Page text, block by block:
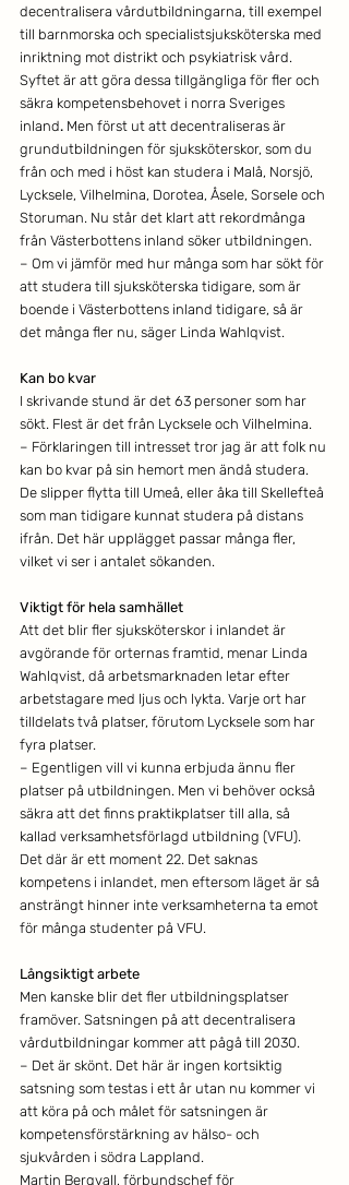
decentralisera vårdutbildningarna, till exempel
till barnmorska och specialistsjuksköterska med
inriktning mot distrikt och psykiatrisk vård.
Syftet är att göra dessa tillgängliga för fler och
säkra kompetensbehovet i norra Sveriges
inland. Men först ut att decentraliseras är
grundutbildningen för sjuksköterskor, som du
från och med i höst kan studera i Malå, Norsjö,
Lycksele, Vilhelmina, Dorotea, Åsele, Sorsele och
Storuman. Nu står det klart att rekordmånga
från Västerbottens inland söker utbildningen.
– Om vi jämför med hur många som har sökt för
att studera till sjuksköterska tidigare, som är
boende i Västerbottens inland tidigare, så är
det många fler nu, säger Linda Wahlqvist.
Kan bo kvar
I skrivande stund är det 63 personer som har
sökt. Flest är det från Lycksele och Vilhelmina.
– Förklaringen till intresset tror jag är att folk nu
kan bo kvar på sin hemort men ändå studera.
De slipper flytta till Umeå, eller åka till Skellefteå
som man tidigare kunnat studera på distans
ifrån. Det här upplägget passar många fler,
vilket vi ser i antalet sökanden.
Viktigt för hela samhället
Att det blir fler sjuksköterskor i inlandet är
avgörande för orternas framtid, menar Linda
Wahlqvist, då arbetsmarknaden letar efter
arbetstagare med ljus och lykta. Varje ort har
tilldelats två platser, förutom Lycksele som har
fyra platser.
– Egentligen vill vi kunna erbjuda ännu fler
platser på utbildningen. Men vi behöver också
säkra att det finns praktikplatser till alla, så
kallad verksamhetsförlagd utbildning (VFU).
Det där är ett moment 22. Det saknas
kompetens i inlandet, men eftersom läget är så
ansträngt hinner inte verksamheterna ta emot
för många studenter på VFU.
Långsiktigt arbete
Men kanske blir det fler utbildningsplatser
framöver. Satsningen på att decentralisera
vårdutbildningar kommer att pågå till 2030.
– Det är skönt. Det här är ingen kortsiktig
satsning som testas i ett år utan nu kommer vi
att köra på och målet för satsningen är
kompetensförstärkning av hälso- och
sjukvården i södra Lappland.
Martin Bergvall, förbundschef för